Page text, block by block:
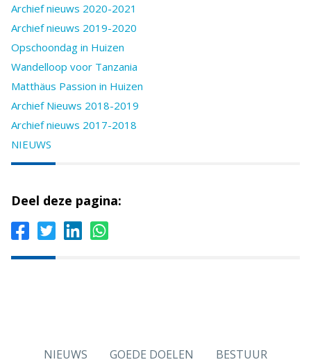
Archief nieuws 2020-2021
Archief nieuws 2019-2020
Opschoondag in Huizen
Wandelloop voor Tanzania
Matthäus Passion in Huizen
Archief Nieuws 2018-2019
Archief nieuws 2017-2018
NIEUWS
Deel deze pagina:
NIEUWS GOEDE DOELEN
BESTUUR